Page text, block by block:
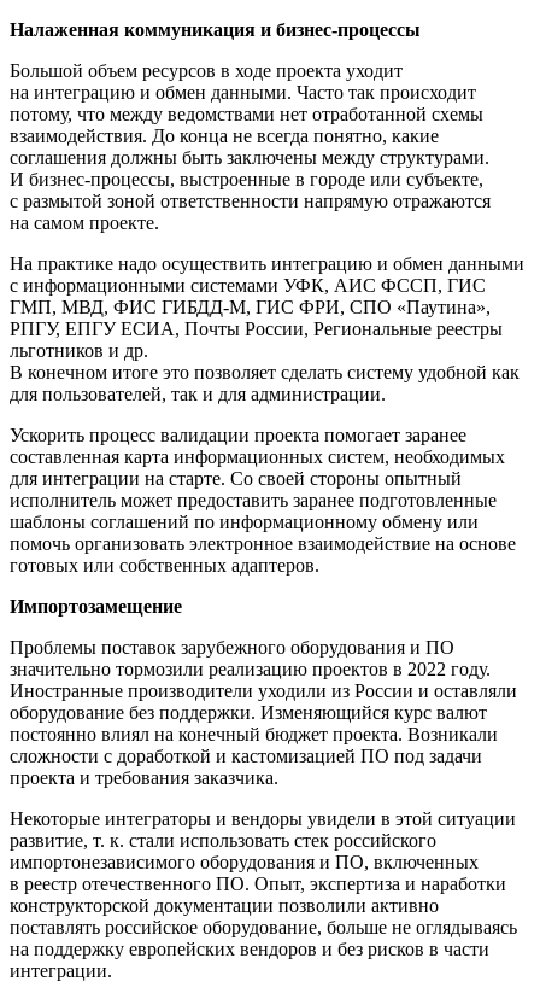
Налаженная коммуникация и бизнес-процессы
Большой объем ресурсов в ходе проекта уходит
на интеграцию и обмен данными. Часто так происходит
потому, что между ведомствами нет отработанной схемы
взаимодействия. До конца не всегда понятно, какие
соглашения должны быть заключены между структурами.
И бизнес-процессы, выстроенные в городе или субъекте,
с размытой зоной ответственности напрямую отражаются
на самом проекте.
На практике надо осуществить интеграцию и обмен данными
с информационными системами УФК, АИС ФССП, ГИС
ГМП, МВД, ФИС ГИБДД-М, ГИС ФРИ, СПО «Паутина»,
РПГУ, ЕПГУ ЕСИА, Почты России, Региональные реестры
льготников и др.
В конечном итоге это позволяет сделать систему удобной как
для пользователей, так и для администрации.
Ускорить процесс валидации проекта помогает заранее
составленная карта информационных систем, необходимых
для интеграции на старте. Со своей стороны опытный
исполнитель может предоставить заранее подготовленные
шаблоны соглашений по информационному обмену или
помочь организовать электронное взаимодействие на основе
готовых или собственных адаптеров.
Импортозамещение
Проблемы поставок зарубежного оборудования и ПО
значительно тормозили реализацию проектов в 2022 году.
Иностранные производители уходили из России и оставляли
оборудование без поддержки. Изменяющийся курс валют
постоянно влиял на конечный бюджет проекта. Возникали
сложности с доработкой и кастомизацией ПО под задачи
проекта и требования заказчика.
Некоторые интеграторы и вендоры увидели в этой ситуации
развитие, т. к. стали использовать стек российского
импортонезависимого оборудования и ПО, включенных
в реестр отечественного ПО. Опыт, экспертиза и наработки
конструкторской документации позволили активно
поставлять российское оборудование, больше не оглядываясь
на поддержку европейских вендоров и без рисков в части
интеграции.